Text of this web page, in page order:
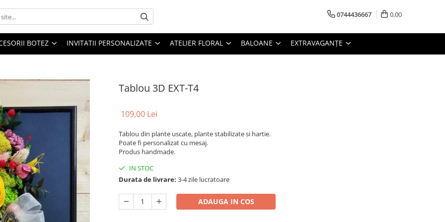
0744436667 0,00
BOTEZ INVITATII PERSONALIZATE ATELIER FLORAL BALOANE EXTRAVAGANȚE
Tablou 3D EXT-T4
109,00 Lei
Tablou din plante uscate, plante stabilizate si hartie.
Poate fi personalizat cu mesaj.
Produs handmade.
IN STOC
Durata de livrare: 3-4 zile lucratoare
ADAUGA IN COS